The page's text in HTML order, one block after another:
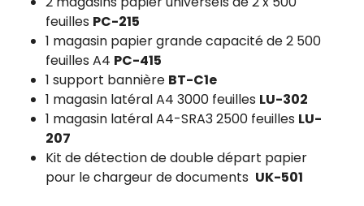
feuilles PC-215
1 magasin papier grande capacité de 2 500
feuilles A4 PC-415
1 support bannière BT-C1e
1 magasin latéral A4 3000 feuilles LU-302
1 magasin latéral A4-SRA3 2500 feuilles LU-
207
Kit de détection de double départ papier
pour le chargeur de documents UK-501